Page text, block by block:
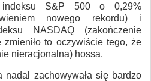
indeksu S&P 500 o 0,29%
nowego rekordu) i
NASDAQ (zakończenie
to oczywiście tego, że
nieracjonalna) hossa.
zachowywała się bardzo